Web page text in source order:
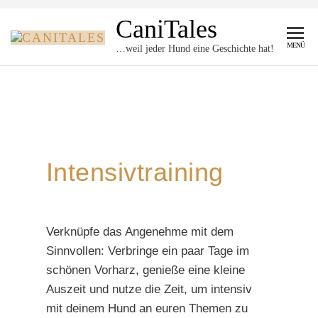
CaniTales
…weil jeder Hund eine Geschichte hat! MENÜ
Intensivtraining
Verknüpfe das Angenehme mit dem
Sinnvollen: Verbringe ein paar Tage im
schönen Vorharz, genieße eine kleine
Auszeit und nutze die Zeit, um intensiv
mit deinem Hund an euren Themen zu